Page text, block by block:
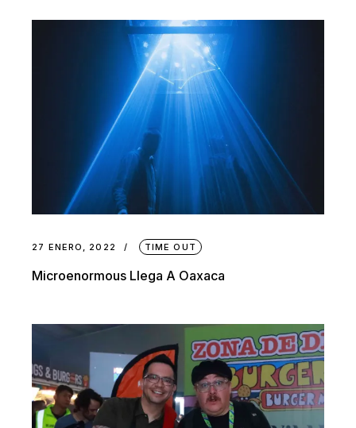
27 ENERO, 2022 TIME OUT
Microenormous Llega A Oaxaca